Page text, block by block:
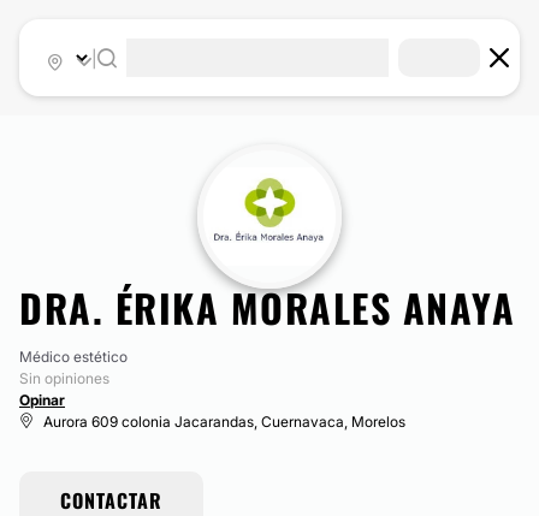
DRA. ÉRIKA MORALES ANAYA
Médico estético
Sin opiniones
Opinar
Aurora 609 colonia Jacarandas, Cuernavaca, Morelos
CONTACTAR